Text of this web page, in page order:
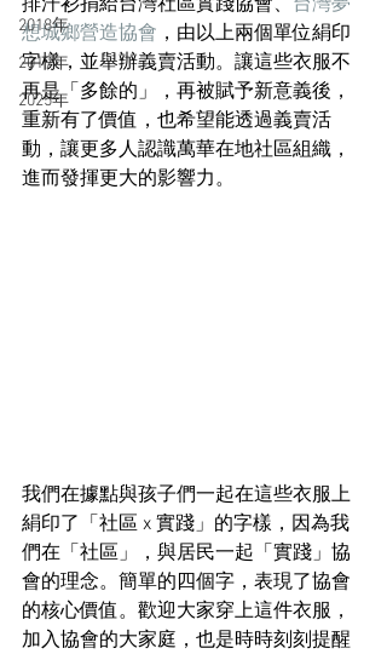
2018年
2019年
2025年
排汗衫捐給台灣社區實踐協會、 台灣夢
想城鄉營造協會 ，由以上兩個單位絹印
字樣，並舉辦義賣活動。讓這些衣服不
再是「多餘的」，再被賦予新意義後，
重新有了價值，也希望能透過義賣活
動，讓更多人認識萬華在地社區組織，
進而發揮更大的影響力。
我們在據點與孩子們一起在這些衣服上
絹印了「社區 x 實踐」的字樣，因為我
們在「社區」，與居民一起「實踐」協
會的理念。簡單的四個字，表現了協會
的核心價值。歡迎大家穿上這件衣服，
加入協會的大家庭，也是時時刻刻提醒